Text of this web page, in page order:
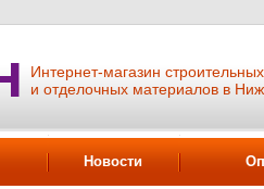
Интернет-магазин строительных
и отделочных материалов в
Новости